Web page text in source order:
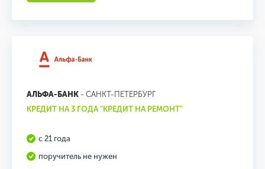
АЛЬФА-БАНК - САНКТ-ПЕТЕРБУРГ
КРЕДИТ НА 3 ГОДА "КРЕДИТ НА РЕМОНТ"
с 21 года
поручитель не нужен